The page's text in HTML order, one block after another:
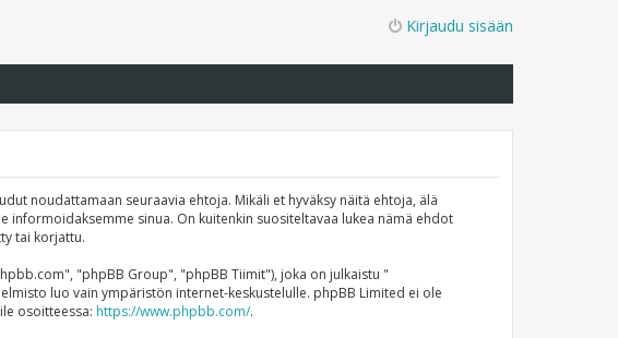
Kirjaudu sisään
noudattamaan seuraavia ehtoja. Mikäli et hyväksy näitä ehtoja, älä
sinua. On kuitenkin suositeltavaa lukea nämä ehdot
tai korjattu.
"phpBB Group", "phpBB Tiimit"), joka on julkaistu "
luo vain ympäristön internet-keskustelulle. phpBB Limited ei ole
osoitteessa: https://www.phpbb.com/.